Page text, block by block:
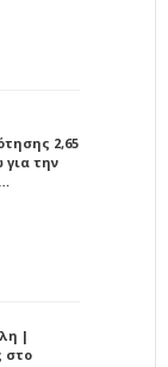
2,65
για την
|
στο